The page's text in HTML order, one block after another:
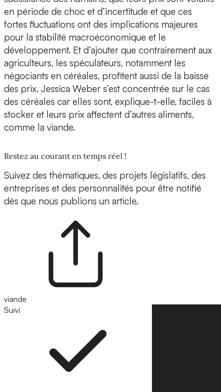
en période de choc et d’incertitude et que ces
fortes fluctuations ont des implications majeures
pour la stabilité macroéconomique et le
développement. Et d’ajouter que contrairement aux
agriculteurs, les spéculateurs, notamment les
négociants en céréales, profitent aussi de la baisse
des prix. Jessica Weber s’est concentrée sur le cas
des céréales car elles sont, explique-t-elle, faciles à
stocker et leurs prix affectent d’autres aliments,
comme la viande.
Restez au courant en temps réel !
Suivez des thématiques, des projets législatifs, des
entreprises et des personnalités pour être notifié
dès que nous publions un article.
viande
Suivi